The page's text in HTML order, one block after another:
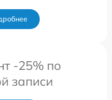
-25% по
записи